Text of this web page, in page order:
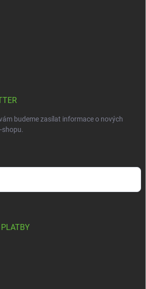
budeme zasílat informace o nových
shopu.